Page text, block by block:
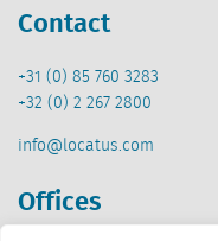
Contact
+31 (0) 85 760 3283
+32 (0) 2 267 2800
info@locatus.com
Offices